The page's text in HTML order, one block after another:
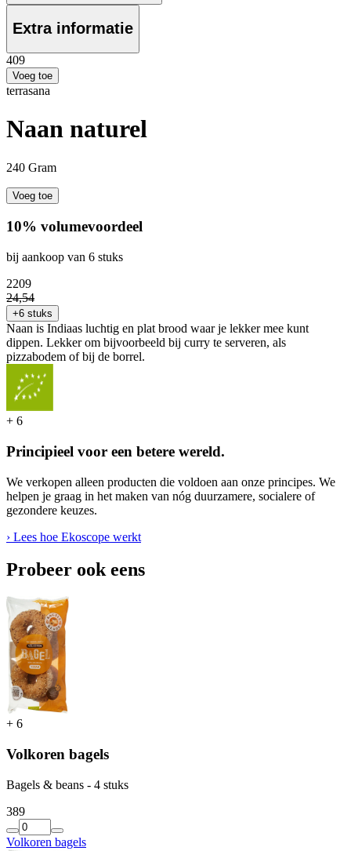
Extra informatie
409
Voeg toe
terrasana
Naan naturel
240 Gram
Voeg toe
10% volumevoordeel
bij aankoop van 6 stuks
2209
24,54
+6 stuks
Naan is Indiaas luchtig en plat brood waar je lekker mee kunt
dippen. Lekker om bijvoorbeeld bij curry te serveren, als
pizzabodem of bij de borrel.
+ 6
Principieel voor een betere wereld.
We verkopen alleen producten die voldoen aan onze principes. We
helpen je graag in het maken van nóg duurzamere, socialere of
gezondere keuzes.
› Lees hoe Ekoscope werkt
Probeer ook eens
+ 6
Volkoren bagels
Bagels & beans - 4 stuks
389
Volkoren bagels